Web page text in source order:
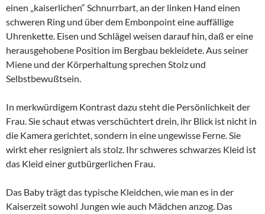
einen „kaiserlichen“ Schnurrbart, an der linken Hand einen
schweren Ring und über dem Embonpoint eine auffällige
Uhrenkette. Eisen und Schlägel weisen darauf hin, daß er eine
herausgehobene Position im Bergbau bekleidete. Aus seiner
Miene und der Körperhaltung sprechen Stolz und
Selbstbewußtsein.
In merkwürdigem Kontrast dazu steht die Persönlichkeit der
Frau. Sie schaut etwas verschüchtert drein, ihr Blick ist nicht in
die Kamera gerichtet, sondern in eine ungewisse Ferne. Sie
wirkt eher resigniert als stolz. Ihr schweres schwarzes Kleid ist
das Kleid einer gutbürgerlichen Frau.
Das Baby trägt das typische Kleidchen, wie man es in der
Kaiserzeit sowohl Jungen wie auch Mädchen anzog. Das